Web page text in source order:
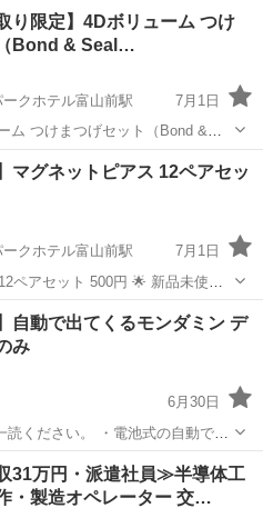
メ/ヘルスケア
り限定】4Dボリューム つけ
Bond & Seal…
クホテル富山前駅
7月1日
ム つけまつげセット（Bond &
を華やかに演出できます。 【セ
パークホテル富山前駅
マグネットピアス 12ペアセッ
クホテル富山前駅
7月1日
ト 500円 🌟 新品未使用
・6mm ミックスサイズ 🌟 カラー
など） ✔ ピアス穴がな
パークホテル富山前駅
自動で出てくるモンダミン デ
み
6月30日
電池式の自動で出
ーです。(モンダミンは付属しま
ダミン
31万円・派遣社員≫半導体工
・製造オペレーター 交…